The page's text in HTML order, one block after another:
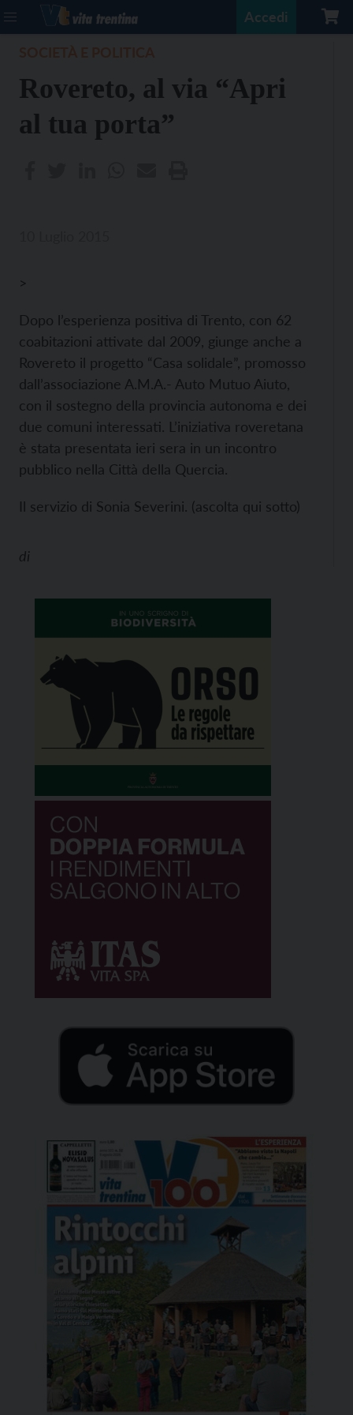
Accedi
Rovereto, al via “Apri
al tua porta”
>
Dopo l’esperienza positiva di Trento, con 62
coabitazioni attivate dal 2009, giunge anche a
Rovereto il progetto “Casa solidale”, promosso
dall’associazione A.M.A.- Auto Mutuo Aiuto,
con il sostegno della provincia autonoma e dei
due comuni interessati. L’iniziativa roveretana
è stata presentata ieri sera in un incontro
pubblico nella Città della Quercia.
Il servizio di Sonia Severini. (ascolta qui sotto)
di